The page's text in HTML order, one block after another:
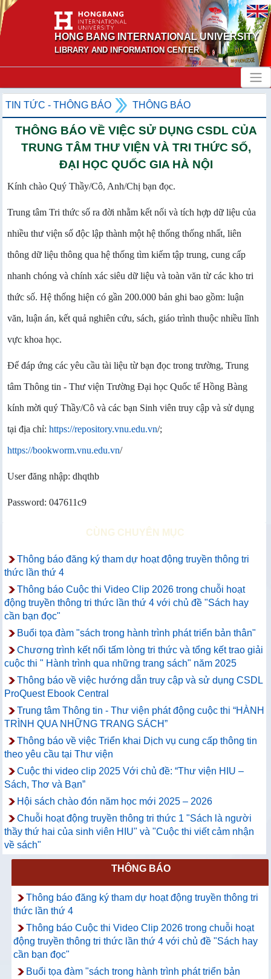
HONG BANG INTERNATIONAL UNIVERSITY
LIBRARY AND INFORMATION CENTER
TIN TỨC - THÔNG BÁO THÔNG BÁO
THÔNG BÁO VỀ VIỆC SỬ DỤNG CSDL CỦA
TRUNG TÂM THƯ VIỆN VÀ TRI THỨC SỐ,
ĐẠI HỌC QUỐC GIA HÀ NỘI
Kính chào Quý Thầy/Cô, Anh/Chị bạn đọc.
Trung tâm Tri thức số ra đời nhằm kết nối và tích hợp dữ liệu của
nhiều thư viện số độc lập thành một hệ thống thống nhất, liên
thông dữ liệu thông qua hệ thống tìm kiếm tập trung, cung cấp
nhanh chóng và chính xác siêu dữ liệu và toàn văn từ các kho tri
thức số. Hệ thống hiện có gần 200.000 bản ghi bao gồm: luận
văn, luận án, kết quả nghiên cứu, sách, giáo trình thuộc nhiều lĩnh
vực khoa học.
Để đáp ứng các yêu cầu tài liệu từ bạn đọc trong trường, Trung
tâm Thông tin - Thư viện Trường Đại học Quốc tế Hồng Bàng
kính mời quý Thầy/Cô và các bạn Sinh viên truy cập và sử dụng
tại địa chỉ: https://repository.vnu.edu.vn/;
https://bookworm.vnu.edu.vn/
User đăng nhập: dhqthb
Password: 047611c9
CÙNG CHUYÊN MỤC
Thông báo đăng ký tham dự hoạt động truyền thông tri
thức lần thứ 4
Thông báo Cuộc thi Video Clip 2026 trong chuỗi hoạt
động truyền thông tri thức lần thứ 4 với chủ đề "Sách hay
cần bạn đọc"
Buổi tọa đàm "sách trong hành trình phát triển bản thân"
Chương trình kết nối tấm lòng tri thức và tổng kết trao giải
cuộc thi " Hành trình qua những trang sách" năm 2025
Thông báo về việc hướng dẫn truy cập và sử dụng CSDL
ProQuest Ebook Central
Trung tâm Thông tin - Thư viện phát động cuộc thi “HÀNH
TRÌNH QUA NHỮNG TRANG SÁCH”
Thông báo về việc Triển khai Dịch vụ cung cấp thông tin
theo yêu cầu tại Thư viện
Cuộc thi video clip 2025 Với chủ đề: “Thư viện HIU –
Sách, Thơ và Bạn”
Hội sách chào đón năm học mới 2025 – 2026
Chuỗi hoạt động truyền thông tri thức 1 "Sách là người
thầy thứ hai của sinh viên HIU" và "Cuộc thi viết cảm nhận
về sách"
THÔNG BÁO
Thông báo đăng ký tham dự hoạt động truyền thông tri
thức lần thứ 4
Thông báo Cuộc thi Video Clip 2026 trong chuỗi hoạt
động truyền thông tri thức lần thứ 4 với chủ đề "Sách hay
cần bạn đọc"
Buổi tọa đàm "sách trong hành trình phát triển bản